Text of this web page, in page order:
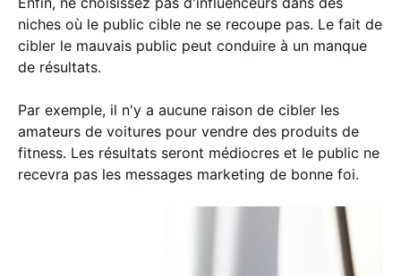
niches où le public cible ne se recoupe pas. Le fait de
cibler le mauvais public peut conduire à un manque
de résultats.
Par exemple, il n'y a aucune raison de cibler les
amateurs de voitures pour vendre des produits de
fitness. Les résultats seront médiocres et le public ne
recevra pas les messages marketing de bonne foi.